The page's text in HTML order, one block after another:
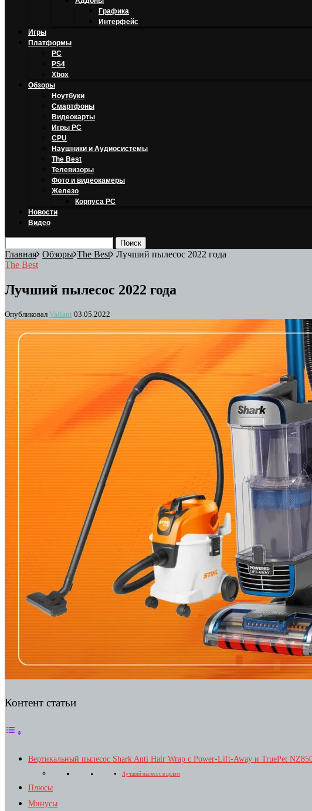
Графика
Интерфейс
Игры
Платформы
PC
PS4
Xbox
Обзоры
Ноутбуки
Смартфоны
Видеокарты
Игры PC
CPU
Наушники и Аудиосистемы
The Best
Телевизоры
Фото и видеокамеры
Железо
Корпуса PC
Новости
Видео
Главная Обзоры The Best Лучший пылесос 2022 года
The Best
Лучший пылесос 2022 года
Опубликовал Valiant 03.05.2022
Контент статьи
Вертикальный пылесос Shark Anti Hair Wrap с Power-Lift-Away и TruePet
Лучший пылесос в целом
Плюсы
Минусы